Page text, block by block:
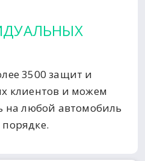
3500 защит и
клиентов и можем
на любой автомобиль